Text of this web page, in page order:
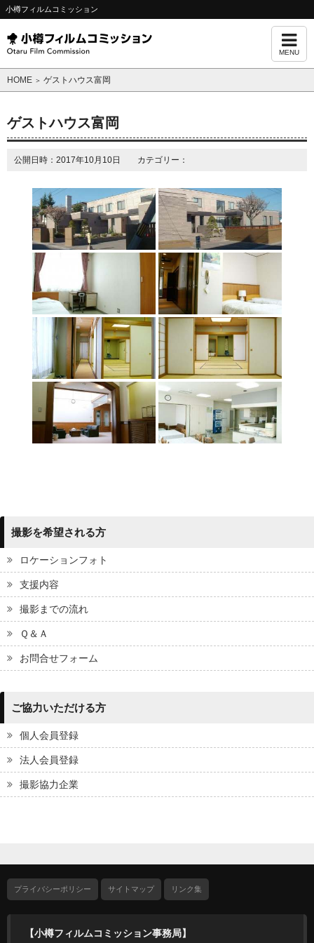
小樽フィルムコミッション
MENU
HOME ＞ ゲストハウス富岡
ゲストハウス富岡
公開日時：2017年10月10日 カテゴリー：
撮影を希望される方
ロケーションフォト
支援内容
撮影までの流れ
Ｑ＆Ａ
お問合せフォーム
ご協力いただける方
個人会員登録
法人会員登録
撮影協力企業
プライバシーポリシー サイトマップ リンク集
【小樽フィルムコミッション事務局】